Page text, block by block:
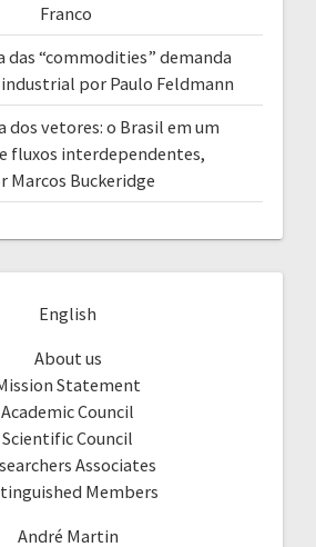
Franco
das “commodities” demanda
por Paulo Feldmann
dos vetores: o Brasil em um
fluxos interdependentes,
Marcos Buckeridge
English
About us
Statement
Academic Council
Scientific Council
Associates
Members
André Martin